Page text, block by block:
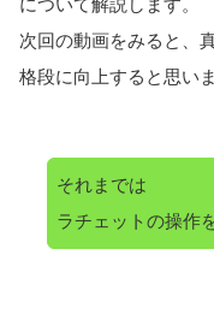
次回の動画をみると、
格段に向上すると思いま
それまでは
ラチェットの操作